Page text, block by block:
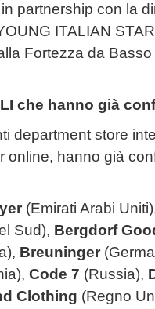
partnership con la
ITALIAN
Fortezza da
che hanno già
department store
online, hanno già
(Emirati Arabi
Sud), Bergdorf
Breuninger
Code 7 (Russia),
Clothing (Regno